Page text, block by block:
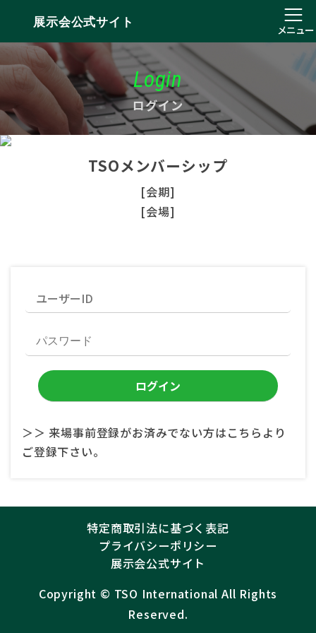
展示会公式サイト
メニュー
Login
ログイン
TSOメンバーシップ
[会期]
[会場]
＞＞ 来場事前登録がお済みでない方はこちらより
ご登録下さい。
特定商取引法に基づく表記
プライバシーポリシー
展示会公式サイト
Copyright ©︎ TSO International All Rights
Reserved.